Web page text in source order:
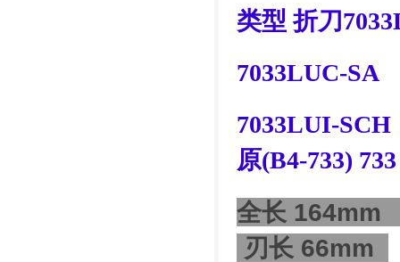
类型 折刀
7033LUC-SA
7033LUI-SCH
原(B4-733) 733
全长
刃长 66mm